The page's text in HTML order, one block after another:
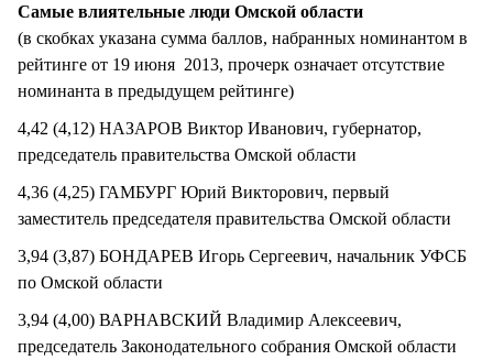
Самые влиятельные люди Омской области
(в скобках указана сумма баллов, набранных номинантом в
рейтинге от 19 июня 2013, прочерк означает отсутствие
номинанта в предыдущем рейтинге)
4,42 (4,12) НАЗАРОВ Виктор Иванович, губернатор,
председатель правительства Омской области
4,36 (4,25) ГАМБУРГ Юрий Викторович, первый
заместитель председателя правительства Омской области
3,94 (3,87) БОНДАРЕВ Игорь Сергеевич, начальник УФСБ
по Омской области
3,94 (4,00) ВАРНАВСКИЙ Владимир Алексеевич,
председатель Законодательного собрания Омской области